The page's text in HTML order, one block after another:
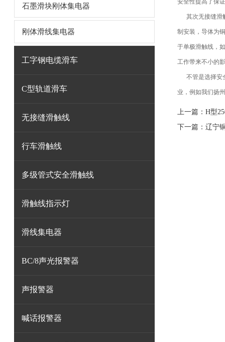
石墨滑块刚体集电器
刚体滑线集电器
工字钢电缆滑车
C型轨道滑车
无接缝滑触线
行车滑触线
多级管式安全滑触线
滑触线指示灯
滑线集电器
BC/8声光报警器
声报警器
喊话报警器
安全性提高了保
其次无接缝滑
制安装，导体为
于单极滑触线，
工作带来不小的
不管是选择安
业，例如我们扬
上一篇： H型
下一篇： 辽宁